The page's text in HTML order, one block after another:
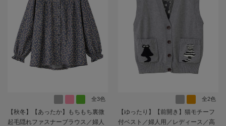
全3色
【秋冬】【あったか】もちもち裏微
起毛隠れファスナーブラウス／婦人
全2色
【ゆったり】【前開き】猫モチーフ
付ベスト／婦人用／レディース／高